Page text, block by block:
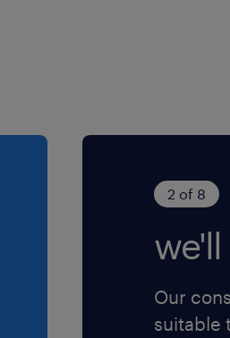
2 of 8
we'll
Our
suitable